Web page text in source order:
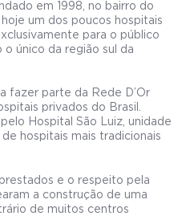
em 1998, no bairro do
um dos poucos hospitais
para o público
o único da região sul da
fazer parte da Rede D’Or
privados do Brasil.
Hospital São Luiz, unidade
hospitais mais tradicionais
e o respeito pela
a construção de uma
de muitos centros